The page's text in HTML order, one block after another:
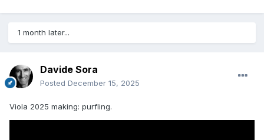
1 month later...
Davide Sora
Posted December 15, 2025
Viola 2025 making: purfling.